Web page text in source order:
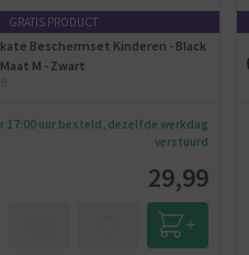
GRATIS PRODUCT
Beschermset Kinderen - Black
M - Zwart
17:00 uur besteld, dezelfde werkdag
verstuurd
29,99